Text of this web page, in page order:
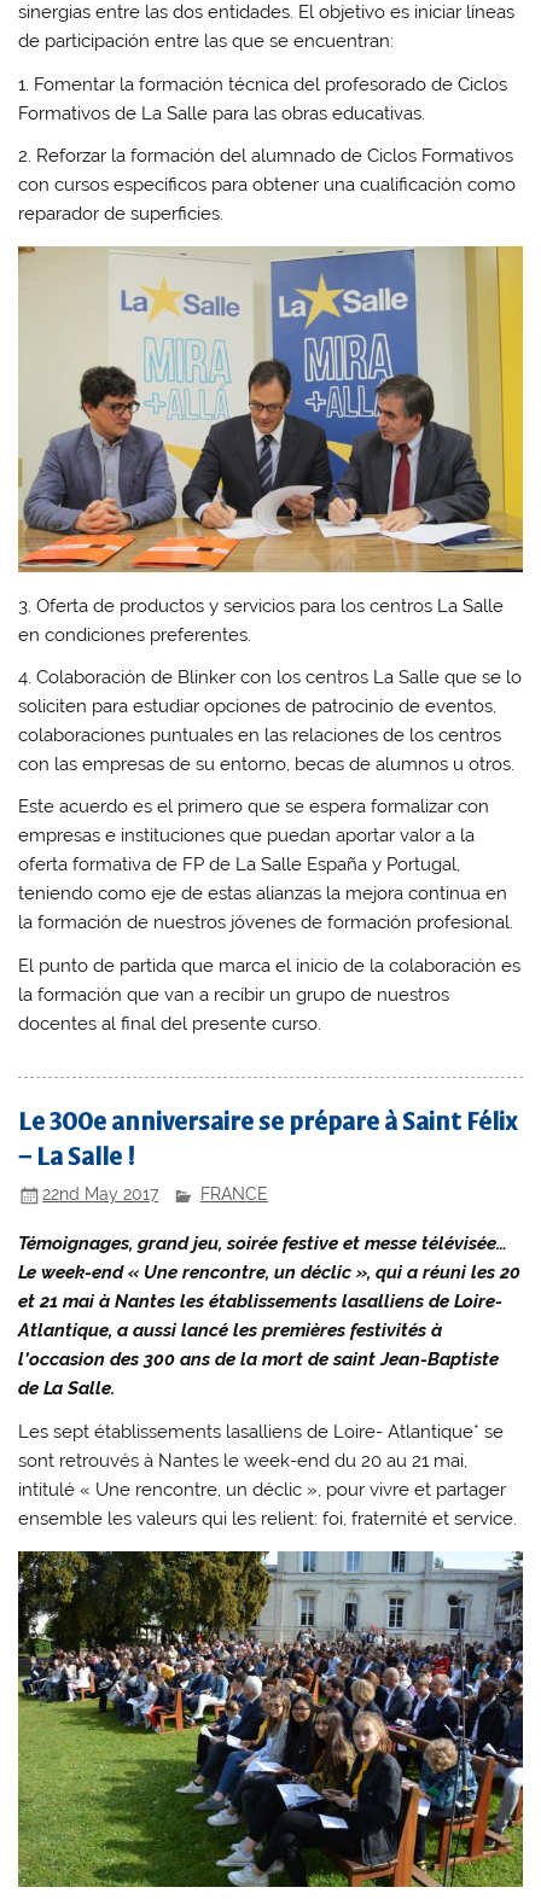
sinergias entre las dos entidades. El objetivo es iniciar líneas
de participación entre las que se encuentran:
1. Fomentar la formación técnica del profesorado de Ciclos
Formativos de La Salle para las obras educativas.
2. Reforzar la formación del alumnado de Ciclos Formativos
con cursos específicos para obtener una cualificación como
reparador de superficies.
3. Oferta de productos y servicios para los centros La Salle
en condiciones preferentes.
4. Colaboración de Blinker con los centros La Salle que se lo
soliciten para estudiar opciones de patrocinio de eventos,
colaboraciones puntuales en las relaciones de los centros
con las empresas de su entorno, becas de alumnos u otros.
Este acuerdo es el primero que se espera formalizar con
empresas e instituciones que puedan aportar valor a la
oferta formativa de FP de La Salle España y Portugal,
teniendo como eje de estas alianzas la mejora continua en
la formación de nuestros jóvenes de formación profesional.
El punto de partida que marca el inicio de la colaboración es
la formación que van a recibir un grupo de nuestros
docentes al final del presente curso.
Le 300e anniversaire se prépare à Saint Félix
– La Salle !
22nd May 2017 FRANCE
Témoignages, grand jeu, soirée festive et messe télévisée…
Le week-end « Une rencontre, un déclic », qui a réuni les 20
et 21 mai à Nantes les établissements lasalliens de Loire-
Atlantique, a aussi lancé les premières festivités à
l’occasion des 300 ans de la mort de saint Jean-Baptiste
de La Salle.
Les sept établissements lasalliens de Loire- Atlantique* se
sont retrouvés à Nantes le week-end du 20 au 21 mai,
intitulé « Une rencontre, un déclic », pour vivre et partager
ensemble les valeurs qui les relient: foi, fraternité et service.